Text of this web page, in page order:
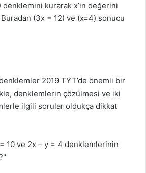
denklemini kurarak x’in değerini
(3x = 12) ve (x=4) sonucu
2019 TYT’de önemli bir
denklemlerin çözülmesi ve iki
ilgili sorular oldukça dikkat
10 ve 2x – y = 4 denklemlerinin